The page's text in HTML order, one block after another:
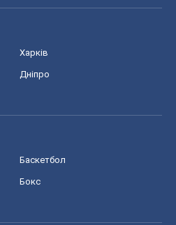
Харків
Дніпро
Баскетбол
Бокс